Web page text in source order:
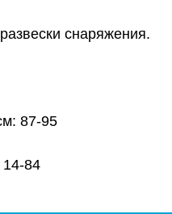
снаряжения.
87-95
14-84